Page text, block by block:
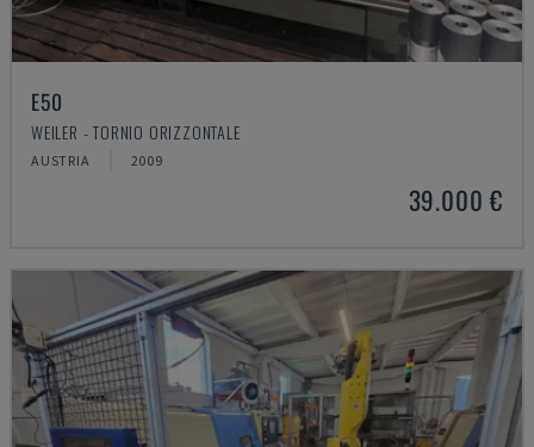
E50
WEILER - TORNIO ORIZZONTALE
AUSTRIA 2009
39.000 €